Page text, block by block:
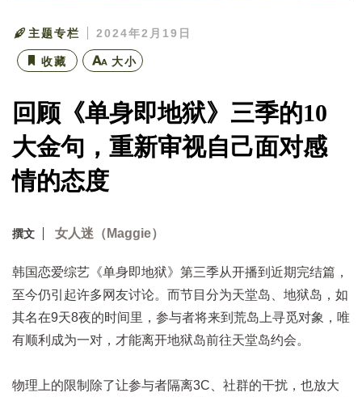
主题专栏 2024年2月19日
收藏 大小
回顾《单身即地狱》三季的10
大金句，重新审视自己面对感
情的态度
撰文 女人迷（Maggie）
韩国恋爱综艺《单身即地狱》第三季从开播到近期完结篇，
至今仍引起许多网友讨论。而节目分为天堂岛、地狱岛，如
其名在9天8夜的时间里，参与者将来到荒岛上寻觅对象，唯
有顺利成为一对，才能离开地狱岛前往天堂岛约会。
物理上的限制除了让参与者隔离3C、社群的干扰，也放大